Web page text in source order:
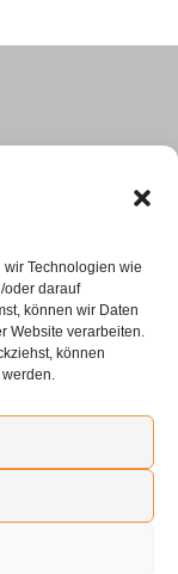
Technologien wie
oder darauf
können wir Daten
Website verarbeiten.
können